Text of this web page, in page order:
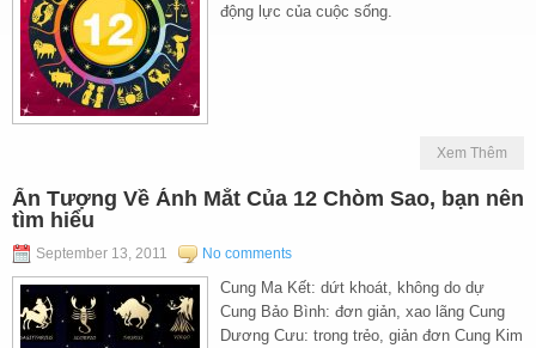
động lực của cuộc sống.
Xem Thêm
Ấn Tượng Về Ánh Mắt Của 12 Chòm Sao, bạn nên
tìm hiểu
September 13, 2011 No comments
Cung Ma Kết: dứt khoát, không do dự
Cung Bảo Bình: đơn giản, xao lãng Cung
Dương Cưu: trong trẻo, giản đơn Cung Kim